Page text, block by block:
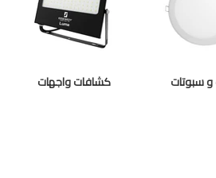
و سبوتات كشافات واجهات